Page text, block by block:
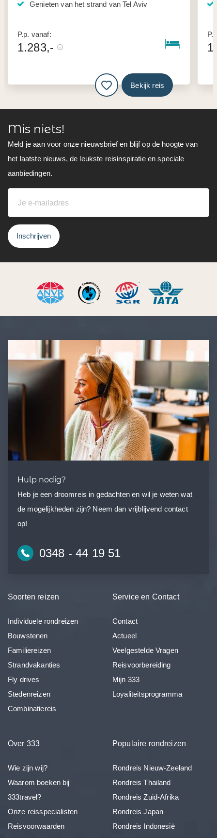
Genieten van het strand van Tel Aviv
P.p. vanaf:
1.283,-
Bekijk reis
Mis niets!
Meld je aan voor onze nieuwsbrief en blijf op de hoogte van
het laatste nieuws, de leukste reisinspiratie en speciale
aanbiedingen.
Inschrijven
Hulp nodig?
Heb je een droomreis in gedachten en wil je weten wat
de mogelijkheden zijn? Neem dan vrijblijvend contact
op!
0348 - 44 19 51
Soorten reizen
Individuele rondreizen
Bouwstenen
Familiereizen
Strandvakanties
Fly drives
Stedenreizen
Combinatiereis
Service en Contact
Contact
Actueel
Veelgestelde Vragen
Reisvoorbereiding
Mijn 333
Loyaliteitsprogramma
Over 333
Wie zijn wij?
Waarom boeken bij
333travel?
Onze reisspecialisten
Reisvoorwaarden
Populaire rondreizen
Rondreis Nieuw-Zeeland
Rondreis Thailand
Rondreis Zuid-Afrika
Rondreis Japan
Rondreis Indonesië